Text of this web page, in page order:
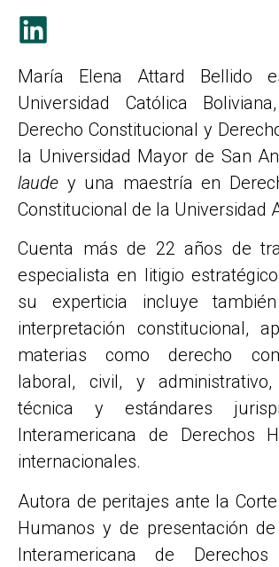
María Elena Attard Bellido
Universidad Católica
Derecho Constitucional y
la Universidad Mayor de San
laude y una maestría en
Constitucional de la Universidad
Cuenta más de 22 años de
especialista en litigio
su experticia incluye
interpretación constitucional,
materias como derecho
laboral, civil, y
técnica y estándares
Interamericana de Derechos
internacionales.
Autora de peritajes ante la
Humanos y de presentación de
Interamericana de